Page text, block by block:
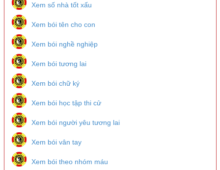
Xem số nhà tốt xấu
Xem bói tên cho con
Xem bói nghề nghiệp
Xem bói tương lai
Xem bói chữ ký
Xem bói học tập thi cử
Xem bói người yêu tương lai
Xem bói vân tay
Xem bói theo nhóm máu